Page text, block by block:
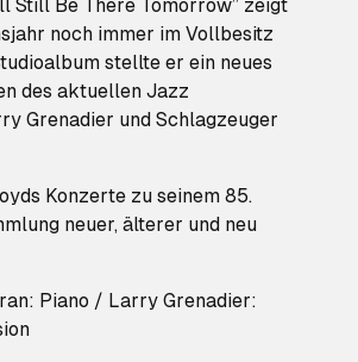
Still Be There Tomorrow” zeigt
noch immer im Vollbesitz
stellte er ein neues
des aktuellen Jazz
Grenadier und Schlagzeuger
Konzerte zu seinem 85.
neuer, älterer und neu
Piano / Larry Grenadier: